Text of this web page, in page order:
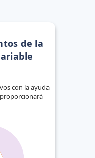
de la
con la ayuda